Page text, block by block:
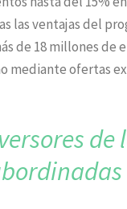
las ventajas del
de 18 millones de
mediante ofertas